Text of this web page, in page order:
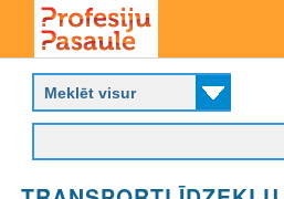
main
content
P
o
f
e